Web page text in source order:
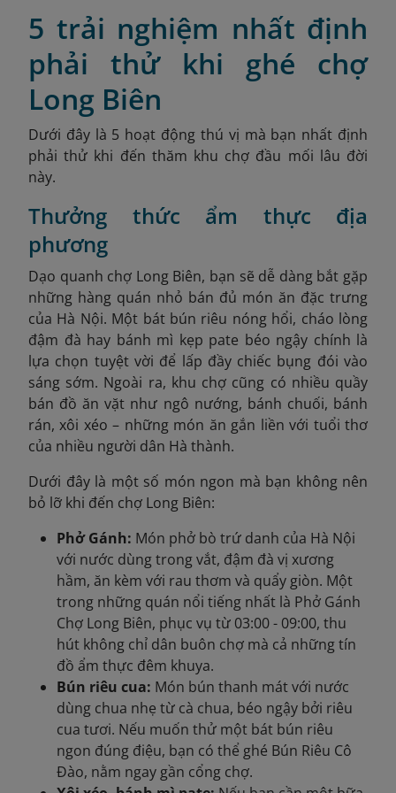
5 trải nghiệm nhất định
phải thử khi ghé chợ
Long Biên
Dưới đây là 5 hoạt động thú vị mà bạn nhất định
phải thử khi đến thăm khu chợ đầu mối lâu đời
này.
Thưởng thức ẩm thực địa
phương
Dạo quanh chợ Long Biên, bạn sẽ dễ dàng bắt gặp
những hàng quán nhỏ bán đủ món ăn đặc trưng
của Hà Nội. Một bát bún riêu nóng hổi, cháo lòng
đậm đà hay bánh mì kẹp pate béo ngậy chính là
lựa chọn tuyệt vời để lấp đầy chiếc bụng đói vào
sáng sớm. Ngoài ra, khu chợ cũng có nhiều quầy
bán đồ ăn vặt như ngô nướng, bánh chuối, bánh
rán, xôi xéo – những món ăn gắn liền với tuổi thơ
của nhiều người dân Hà thành.
Dưới đây là một số món ngon mà bạn không nên
bỏ lỡ khi đến chợ Long Biên:
Phở Gánh: Món phở bò trứ danh của Hà Nội
với nước dùng trong vắt, đậm đà vị xương
hầm, ăn kèm với rau thơm và quẩy giòn. Một
trong những quán nổi tiếng nhất là Phở Gánh
Chợ Long Biên, phục vụ từ 03:00 - 09:00, thu
hút không chỉ dân buôn chợ mà cả những tín
đồ ẩm thực đêm khuya.
Bún riêu cua: Món bún thanh mát với nước
dùng chua nhẹ từ cà chua, béo ngậy bởi riêu
cua tươi. Nếu muốn thử một bát bún riêu
ngon đúng điệu, bạn có thể ghé Bún Riêu Cô
Đào, nằm ngay gần cổng chợ.